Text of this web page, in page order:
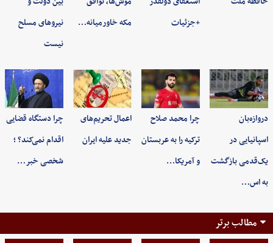
+جزئیات
مکه خاورمیانه…
نیروهای مسلح
نیست
دروازه‌بان
اسپانیایی در
یک‌قدمی بازگشت
به اس…
چرا محمد صلاح
ترکیه را به عربستان
و آمریکا…
اعمال تحریم‌های
جدید علیه ایران
چرا دستگاه قضایی
اقدام نمی‌کند؟ ؛
شخصی خبر…
مطالب برتر